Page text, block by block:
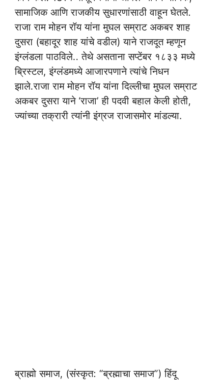
सामाजिक आणि राजकीय सुधारणांसाठी वाहून घेतले.
राजा राम मोहन रॉय यांना मुघल सम्राट अकबर शाह
दुसरा (बहादूर शाह यांचे वडील) याने राजदूत म्हणून
इंग्लंडला पाठविले.. तेथे असताना सप्टेंबर १८३३ मध्ये
ब्रिस्टल, इंग्लंडमध्ये आजारपणाने त्यांचे निधन
झाले.राजा राम मोहन रॉय यांना दिल्लीचा मुघल सम्राट
अकबर दुसरा याने ‘राजा’ ही पदवी बहाल केली होती,
ज्यांच्या तक्रारी त्यांनी इंग्रज राजासमोर मांडल्या.
ब्राह्मो समाज, (संस्कृत: “ब्रह्माचा समाज”) हिंदू